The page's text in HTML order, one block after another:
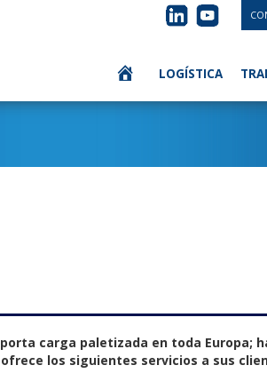
LOGÍSTICA
carga paletizada en toda Europa;
ofrece los siguientes servicios a sus